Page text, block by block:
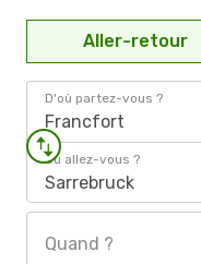
Aller-retour
D'où partez-vous ?
Francfort
Où allez-vous ?
Sarrebruck
Quand ?